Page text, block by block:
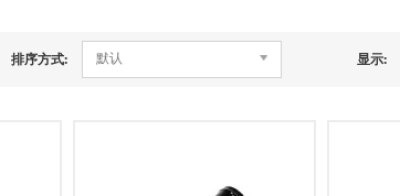
排序方式: 默认 显示: